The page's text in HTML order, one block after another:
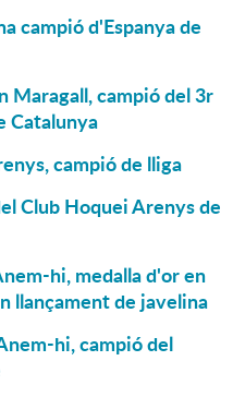
campió d'Espanya de
Maragall, campió del 3r
Catalunya
campió de lliga
Club Hoquei Arenys de
hi, medalla d'or en
llançament de javelina
hi, campió del